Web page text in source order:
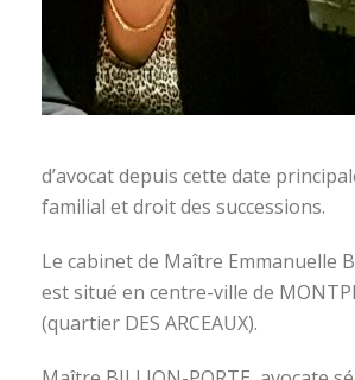
d’avocat depuis cette date
familial et droit des successions.
Le cabinet de Maître Emmanuelle
est situé en centre-ville de
(quartier DES ARCEAUX).